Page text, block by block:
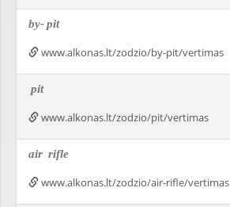
by-pit
www.alkonas.lt/zodzio/by-pit/vertimas
pit
www.alkonas.lt/zodzio/pit/vertimas
air rifle
www.alkonas.lt/zodzio/air-rifle/vertimas